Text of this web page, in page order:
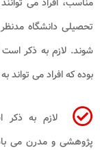
تحصیلی دانشگاه
شوند. لازم به ذکر
بوده که افراد می تواند
لازم به
پژوهشی و مدرن می